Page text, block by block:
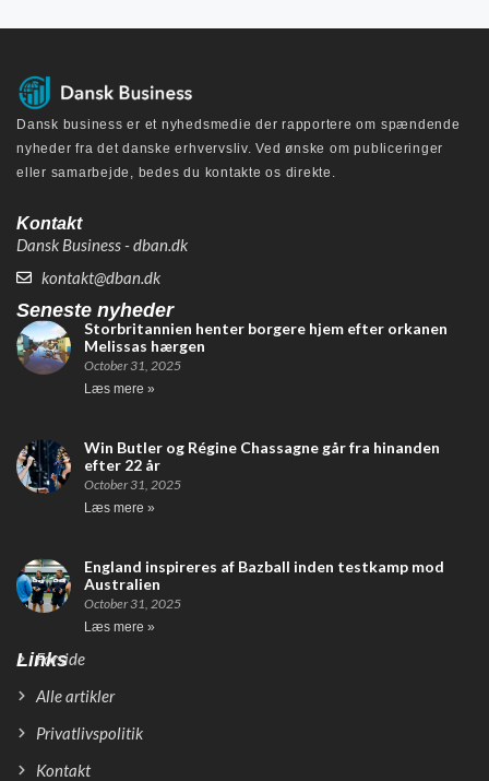
Dansk business er et nyhedsmedie der rapportere om spændende
nyheder fra det danske erhvervsliv. Ved ønske om publiceringer
eller samarbejde, bedes du kontakte os direkte.
Kontakt
Dansk Business - dban.dk
kontakt@dban.dk
Seneste nyheder
Storbritannien henter borgere hjem efter orkanen
Melissas hærgen
October 31, 2025
Læs mere »
Win Butler og Régine Chassagne går fra hinanden
efter 22 år
October 31, 2025
Læs mere »
England inspireres af Bazball inden testkamp mod
Australien
October 31, 2025
Læs mere »
Links
Forside
Alle artikler
Privatlivspolitik
Kontakt